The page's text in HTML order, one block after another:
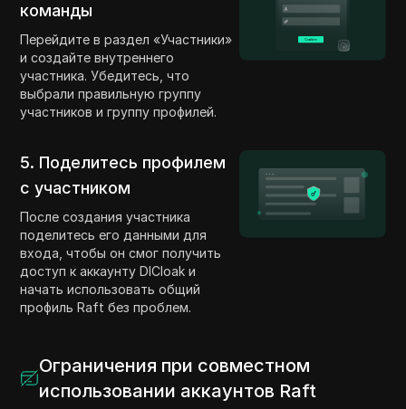
команды
Перейдите в раздел «Участники»
и создайте внутреннего
участника. Убедитесь, что
выбрали правильную группу
участников и группу профилей.
5. Поделитесь профилем
с участником
После создания участника
поделитесь его данными для
входа, чтобы он смог получить
доступ к аккаунту DICloak и
начать использовать общий
профиль Raft без проблем.
Ограничения при совместном
использовании аккаунтов Raft